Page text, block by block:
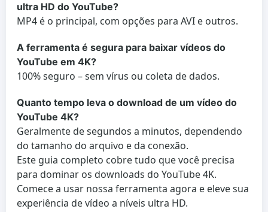
ultra HD do YouTube?
MP4 é o principal, com opções para AVI e outros.
A ferramenta é segura para baixar vídeos do
YouTube em 4K?
100% seguro – sem vírus ou coleta de dados.
Quanto tempo leva o download de um vídeo do
YouTube 4K?
Geralmente de segundos a minutos, dependendo
do tamanho do arquivo e da conexão.
Este guia completo cobre tudo que você precisa
para dominar os downloads do YouTube 4K.
Comece a usar nossa ferramenta agora e eleve sua
experiência de vídeo a níveis ultra HD.